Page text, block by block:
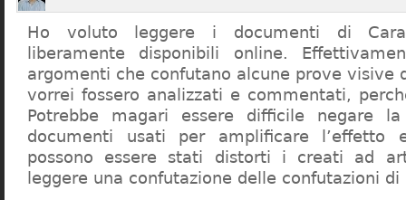
Ho voluto leggere i documenti di
liberamente disponibili online.
argomenti che confutano alcune prove visive
vorrei fossero analizzati e commentati,
Potrebbe magari essere difficile negare
documenti usati per amplificare l’effetto
possono essere stati distorti i creati ad
leggere una confutazione delle confutazioni di